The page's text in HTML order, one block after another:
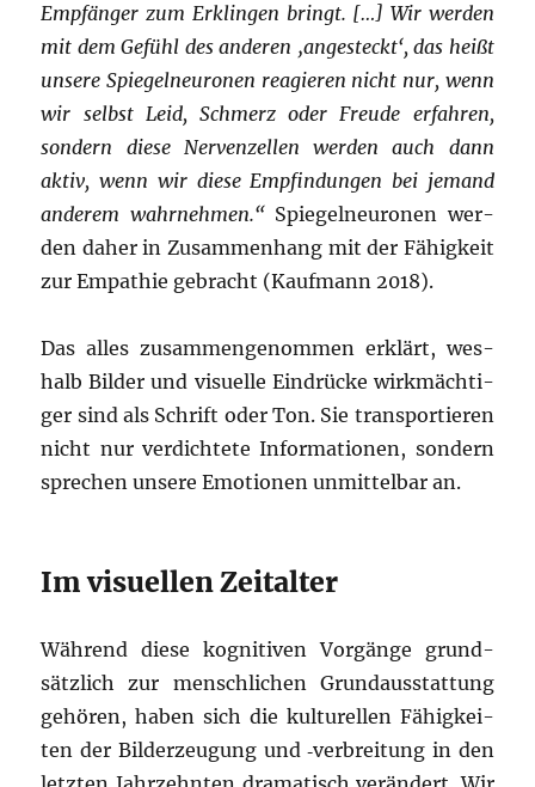
Emp­fän­ger zum Erklin­gen bringt. […] Wir wer­den
mit dem Gefühl des ande­ren ‚ange­steckt‘, das heißt
unse­re Spie­gel­neu­ro­nen reagie­ren nicht nur, wenn
wir selbst Leid, Schmerz oder Freu­de erfah­ren,
son­dern die­se Ner­ven­zel­len wer­den auch dann
aktiv, wenn wir die­se Emp­fin­dun­gen bei jemand
ande­rem wahr­neh­men.“Spie­gel­neu­ro­nen wer­
den daher in Zusam­men­hang mit der Fähig­keit
zur Empa­thie gebracht (Kauf­mann 2018).
Das alles zusam­men­ge­nom­men erklärt, wes­
halb Bil­der und visu­el­le Ein­drü­cke wirk­mäch­ti­
ger sind als Schrift oder Ton. Sie trans­por­tie­ren
nicht nur ver­dich­te­te Infor­ma­tio­nen, son­dern
spre­chen unse­re Emo­tio­nen unmit­tel­bar an.
Im visuellen Zeitalter
Wäh­rend die­se kogni­ti­ven Vor­gän­ge grund­
sätz­lich zur mensch­li­chen Grund­aus­stat­tung
gehö­ren, haben sich die kul­tu­rel­len Fähig­kei­
ten der Bil­der­zeu­gung und ‑ver­brei­tung in den